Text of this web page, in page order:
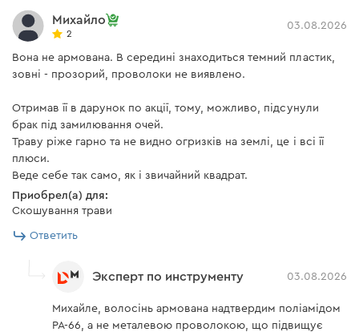
Михайло
2
03.08.2026
Вона не армована. В середині знаходиться темний пластик,
зовні - прозорий, проволоки не виявлено.
Отримав її в дарунок по акції, тому, можливо, підсунули
брак під замилювання очей.
Траву ріже гарно та не видно огризків на землі, це і всі її
плюси.
Веде себе так само, як і звичайний квадрат.
Приобрел(а) для:
Скошування трави
Ответить
Эксперт по инструменту 03.08.2026
Михайле, волосінь армована надтвердим поліамідом
PA-66, а не металевою проволокою, що підвищує